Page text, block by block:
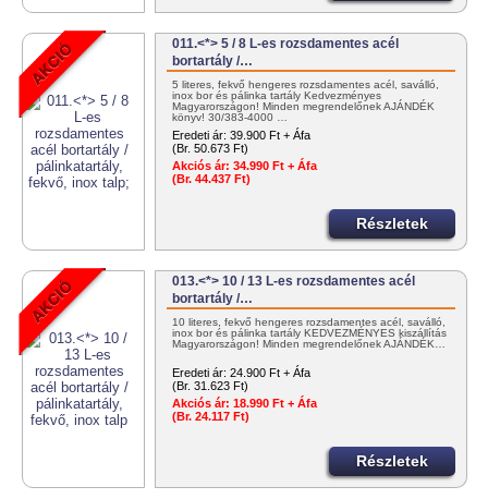
011.<*> 5 / 8 L-es rozsdamentes acél
bortartály /…
5 literes, fekvő hengeres rozsdamentes acél, saválló,
inox bor és pálinka tartály Kedvezményes
Magyarországon! Minden megrendelőnek AJÁNDÉK
könyv! 30/383-4000 …
Eredeti ár: 39.900 Ft + Áfa
(Br. 50.673 Ft)
Akciós ár: 34.990 Ft + Áfa
(Br. 44.437 Ft)
Részletek
013.<*> 10 / 13 L-es rozsdamentes acél
bortartály /…
10 literes, fekvő hengeres rozsdamentes acél, saválló,
inox bor és pálinka tartály KEDVEZMÉNYES kiszállítás
Magyarországon! Minden megrendelőnek AJÁNDÉK…
Eredeti ár: 24.900 Ft + Áfa
(Br. 31.623 Ft)
Akciós ár: 18.990 Ft + Áfa
(Br. 24.117 Ft)
Részletek